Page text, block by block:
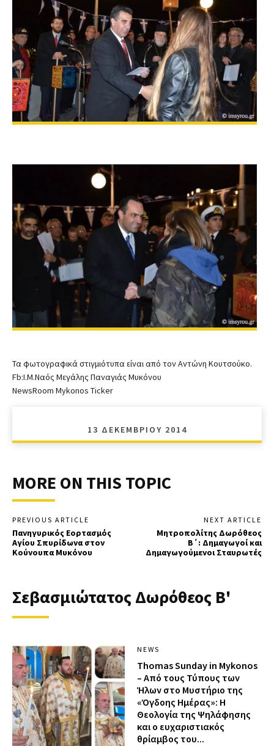
Τα φωτογραφικά στιγμιότυπα είναι από τον Αντώνη Κουτσούκο.
Fb:Ι.Μ.Ναός Μεγάλης Παναγιάς Μυκόνου
NewsRoom Mykonos Ticker
13 ΔΕΚΕΜΒΡΊΟΥ 2014
MORE ON THIS TOPIC
PREVIOUS ARTICLE
Πανηγυρικός Εορτασμός
Αγίου Σπυρίδωνα στον
Κούνουπα Μυκόνου
NEXT ARTICLE
Μητροπολίτης Δωρόθεος
Β΄: Δημαγωγοί και
Δημαγωγούμενοι Σταυρωτές
Σεβασμιώτατος Δωρόθεος Β'
NEWS
Thomas Sunday in Mykonos
– Από τους Τύπους των
Ήλων στο Μυστήριο της
«Όγδοης Ημέρας»: Η
Θεολογία της Ψηλάφησης
και ο ευχαριστιακός
θρίαμβος του...